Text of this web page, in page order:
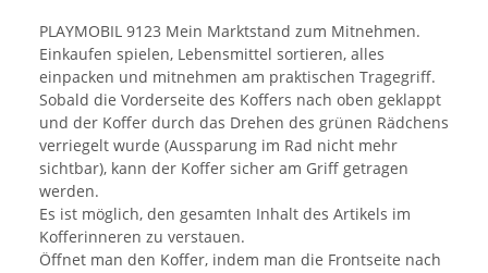
PLAYMOBIL 9123 Mein Marktstand zum Mitnehmen.
Einkaufen spielen, Lebensmittel sortieren, alles
einpacken und mitnehmen am praktischen Tragegriff.
Sobald die Vorderseite des Koffers nach oben geklappt
und der Koffer durch das Drehen des grünen Rädchens
verriegelt wurde (Aussparung im Rad nicht mehr
sichtbar), kann der Koffer sicher am Griff getragen
werden.
Es ist möglich, den gesamten Inhalt des Artikels im
Kofferinneren zu verstauen.
Öffnet man den Koffer, indem man die Frontseite nach